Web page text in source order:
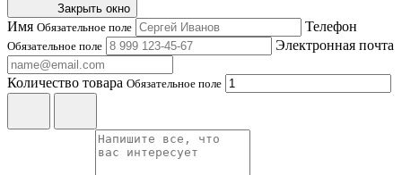
Закрыть окно
Имя Обязательное поле Телефон
Обязательное поле Электронная почта
Количество товара Обязательное поле